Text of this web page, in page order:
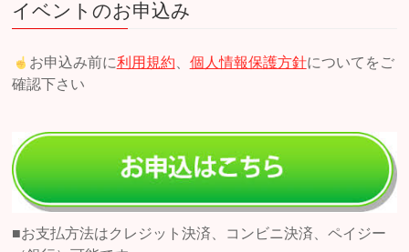
イベントのお申込み
お申込み前に利用規約 個人情報保護方針についてをご
確認下さい
■お支払方法はクレジット決済、コンビニ決済、ペイジー